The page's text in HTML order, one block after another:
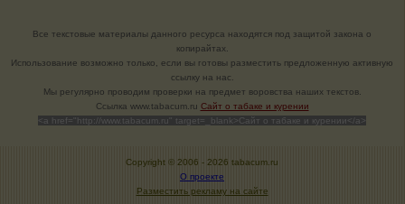
Все текстовые материалы данного ресурса находятся под защитой закона о
копирайтах.
Использование возможно только, если вы готовы разместить предложенную активную
ссылку на нас.
Мы регулярно проводим проверки на предмет воровства наших текстов.
Cсылка www.tabacum.ru Сайт о табаке и курении
<a href="http://www.tabacum.ru" target=_blank>Сайт о табаке и курении</a>
Copyright © 2006 - 2026 tabacum.ru
О проекте
Разместить рекламу на сайте